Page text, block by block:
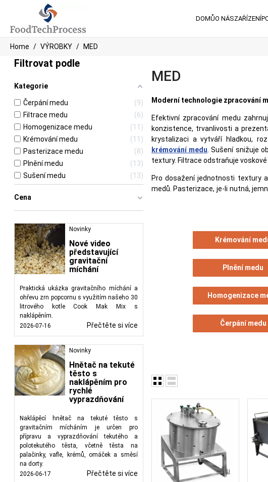
DOMŮO NÁSZAŘÍZENÍ
Home VÝROBKY MED
Filtrovat podle
Kategorie
Čerpání medu
9
Filtrace medu
6
Homogenizace medu
11
Krémování medu
11
Pasterizace medu
8
Plnění medu
13
Sušení medu
13
Cena
Novinky
Nové video
představující
gravitační
míchání
Praktická ukázka gravitačního míchání a
ohřevu zrn popcornu s využitím našeho 30
litrového kotle Cook Mak Mix s
naklápěním.
2026-07-16
Přečtěte si více
Novinky
Hnětač na tekuté
těsto s
naklápěním pro
rychlé
vyprazdňování
Naklápěcí hnětač na tekuté těsto s
gravitačním mícháním je určen pro
přípravu a vyprazdňování tekutého a
polotekutého těsta, včetně těsta na
palačinky, vafle, krémů, omáček a směsí
na dorty.
2026-06-17
Přečtěte si více
MED
Moderní technologie zpracování
Efektivní zpracování medu
konzistence, trvanlivosti a
krystalizaci a vytváří hladkou,
krémování medu . Sušení snižuje
textury. Filtrace odstraňuje
Pro dosažení jednotnosti textury
medů. Pasterizace, je-li nutná,
čerpadla a moderní plnicí systémy
pro velké zpracovatele.Krémování
Plnění medu
Homogenizace
Čerpání medu